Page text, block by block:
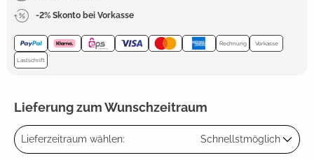
-2% Skonto bei Vorkasse
Rechnung Vorkasse
Lastschrift
Lieferung zum Wunschzeitraum
Lieferzeitraum wählen: Schnellstmöglich